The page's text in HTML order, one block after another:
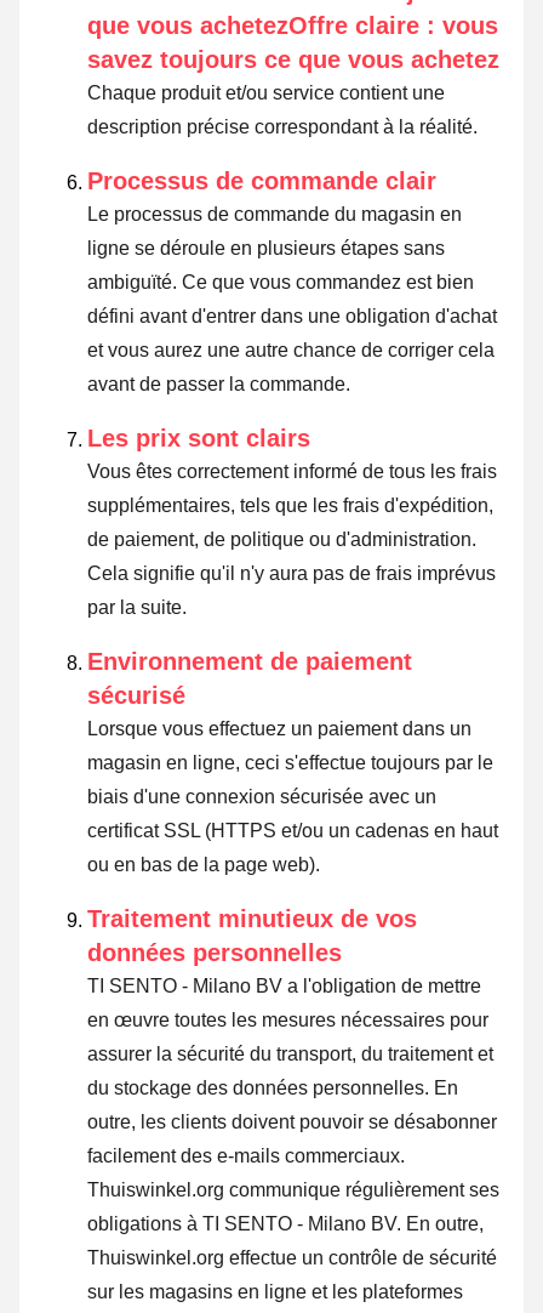
que vous achetezOffre claire : vous
savez toujours ce que vous achetez
Chaque produit et/ou service contient une
description précise correspondant à la réalité.
Processus de commande clair
Le processus de commande du magasin en
ligne se déroule en plusieurs étapes sans
ambiguïté. Ce que vous commandez est bien
défini avant d'entrer dans une obligation d'achat
et vous aurez une autre chance de corriger cela
avant de passer la commande.
Les prix sont clairs
Vous êtes correctement informé de tous les frais
supplémentaires, tels que les frais d'expédition,
de paiement, de politique ou d'administration.
Cela signifie qu'il n'y aura pas de frais imprévus
par la suite.
Environnement de paiement
sécurisé
Lorsque vous effectuez un paiement dans un
magasin en ligne, ceci s'effectue toujours par le
biais d'une connexion sécurisée avec un
certificat SSL (HTTPS et/ou un cadenas en haut
ou en bas de la page web).
Traitement minutieux de vos
données personnelles
TI SENTO - Milano BV a l'obligation de mettre
en œuvre toutes les mesures nécessaires pour
assurer la sécurité du transport, du traitement et
du stockage des données personnelles. En
outre, les clients doivent pouvoir se désabonner
facilement des e-mails commerciaux.
Thuiswinkel.org communique régulièrement ses
obligations à TI SENTO - Milano BV. En outre,
Thuiswinkel.org effectue un contrôle de sécurité
sur les magasins en ligne et les plateformes